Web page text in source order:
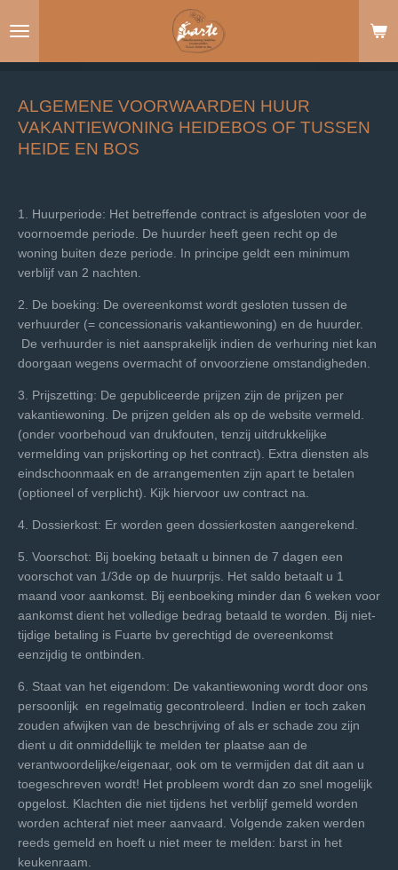
direct
ALGEMENE VOORWAARDEN HUUR
VAKANTIEWONING HEIDEBOS OF TUSSEN
HEIDE EN BOS
1. Huurperiode: Het betreffende contract is afgesloten voor de
voornoemde periode. De huurder heeft geen recht op de
woning buiten deze periode. In principe geldt een minimum
verblijf van 2 nachten.
2. De boeking: De overeenkomst wordt gesloten tussen de
verhuurder (= concessionaris vakantiewoning) en de huurder.
De verhuurder is niet aansprakelijk indien de verhuring niet kan
doorgaan wegens overmacht of onvoorziene omstandigheden.
3. Prijszetting: De gepubliceerde prijzen zijn de prijzen per
vakantiewoning. De prijzen gelden als op de website vermeld.
(onder voorbehoud van drukfouten, tenzij uitdrukkelijke
vermelding van prijskorting op het contract). Extra diensten als
eindschoonmaak en de arrangementen zijn apart te betalen
(optioneel of verplicht). Kijk hiervoor uw contract na.
4. Dossierkost: Er worden geen dossierkosten aangerekend.
5. Voorschot: Bij boeking betaalt u binnen de 7 dagen een
voorschot van 1/3de op de huurprijs. Het saldo betaalt u 1
maand voor aankomst. Bij eenboeking minder dan 6 weken voor
aankomst dient het volledige bedrag betaald te worden. Bij niet-
tijdige betaling is Fuarte bv gerechtigd de overeenkomst
eenzijdig te ontbinden.
6. Staat van het eigendom: De vakantiewoning wordt door ons
persoonlijk en regelmatig gecontroleerd. Indien er toch zaken
zouden afwijken van de beschrijving of als er schade zou zijn
dient u dit onmiddellijk te melden ter plaatse aan de
verantwoordelijke/eigenaar, ook om te vermijden dat dit aan u
toegeschreven wordt! Het probleem wordt dan zo snel mogelijk
opgelost. Klachten die niet tijdens het verblijf gemeld worden
worden achteraf niet meer aanvaard. Volgende zaken werden
reeds gemeld en hoeft u niet meer te melden: barst in het
keukenraam.